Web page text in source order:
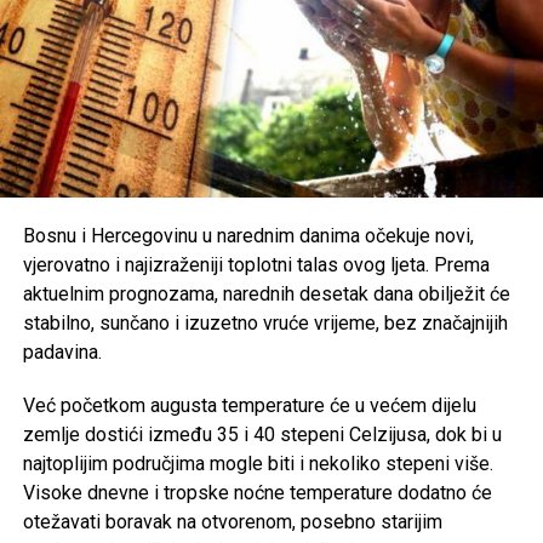
najtoplijem dijelu dana, nošenje lagane i svijetle odjeće te
zaštita od direktnog sunčevog zračenja.
Poseban oprez savjetuje sestarijim osobama, djeci,
hroničnim bolesnicima i svima koji rade na otvorenom,
uz preporuku da se pridržavaju savjeta ljekara i, ukoliko je
moguće, borave u rashlađenim prostorijama tokom
Share Post
Share
Tweet Share
Bosnu i Hercegovinu u narednim danima očekuje novi,
vjerovatno i najizraženiji toplotni talas ovog ljeta. Prema
aktuelnim prognozama, narednih desetak dana obilježit će
stabilno, sunčano i izuzetno vruće vrijeme, bez značajnijih
padavina.
Već početkom augusta temperature će u većem dijelu
zemlje dostići između 35 i 40 stepeni Celzijusa, dok bi u
najtoplijim područjima mogle biti i nekoliko stepeni više.
Visoke dnevne i tropske noćne temperature dodatno će
otežavati boravak na otvorenom, posebno starijim